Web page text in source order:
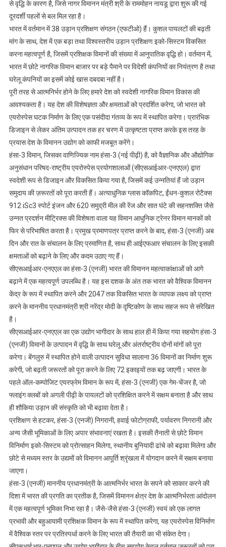
से वृद्धि के कारण है, जिसे नागर विमानन मंत्री श्री के राममोहन नायडू द्वारा शुरू की गई
दूरदर्शी पहलों से बल मिल रहा है।
भारत में वर्तमान में 38 उड़ान प्रशिक्षण संगठन (एफटीओ) हैं। कुशल पायलटों की बढ़ती
मांग के साथ, देश में एक बड़ा तथा विश्वस्तरीय उड़ान प्रशिक्षण इको-सिस्टम विकसित
करना महत्वपूर्ण है, जिसमें प्रशिक्षक विमानों की संख्या में आनुपातिक वृद्धि हो। वर्तमान में,
भारत में छोटे नागरिक विमान बाजार पर बड़े पैमाने पर विदेशी कंपनियों का नियंत्रण है तथा
घरेलू कंपनियों का इसमें कोई खास दबदबा नहीं है।
पूरी तरह से आत्मनिर्भर होने के लिए हमारे देश को स्वदेशी नागरिक विमान विकास की
आवश्यकता है। यह देश की विशेषज्ञता और क्षमताओं को प्रदर्शित करेगा, जो भारत को
एयरोस्पेस घटक निर्माण के लिए एक पसंदीदा गंतव्य के रूप में स्थापित करेगा। प्रारंभिक
डिजाइन से लेकर अंतिम उत्पादन तक हर चरण में उत्कृष्टता प्राप्त करके इस तरह के
प्रयास देश के विमानन उद्योग को काफी मजबूत करेंगे।
हंसा-3 विमान, जिसका वाणिज्यिक नाम हंसा-3 (नई पीढ़ी) है, को वैज्ञानिक और औद्योगिक
अनुसंधान परिषद-राष्ट्रीय एयरोस्पेस प्रयोगशालाओं (सीएसआईआर-एनएएल) द्वारा
स्वदेशी रूप से डिजाइन और विकसित किया गया है, जिसमें कई उन्नतियां हैं जो उड़ान
समुदाय की ज़रूरतों को पूरा करती हैं। अत्याधुनिक ग्लास कॉकपिट, ईंधन-कुशल रोटैक्स
912 iSc3 स्पोर्ट इंजन और 620 समुद्री मील की रेंज और सात घंटे की सहनशक्ति जैसे
उन्नत प्रदर्शन मीट्रिक्स की विशेषता वाला यह विमान आधुनिक ट्रेनर विमान मानकों को
फिर से परिभाषित करता है। प्रमुख प्रमाणपत्र प्राप्त करने के बाद, हंसा-3 (एनजी) अब
दिन और रात के संचालन के लिए प्रमाणित है, साथ ही आईएफआर संचालन के लिए इसकी
क्षमताओं को बढ़ाने के लिए और कदम उठाए गए हैं।
सीएसआईआर-एनएएल का हंसा-3 (एनजी) भारत की विमानन महत्वाकांक्षाओं को आगे
बढ़ाने में एक महत्वपूर्ण उपलब्धि है। यह इस दशक के अंत तक भारत को वैश्विक विमानन
केंद्र के रूप में स्थापित करने और 2047 तक विकसित भारत के व्यापक लक्ष्य को प्राप्त
करने के माननीय प्रधानमंत्री श्री नरेंद्र मोदी के दृष्टिकोण के साथ सहज रूप से संरेखित
है।
सीएसआईआर-एनएएल का एक उद्योग भागीदार के साथ हाल ही में किया गया सहयोग हंसा-3
(एनजी) विमानों के उत्पादन में वृद्धि के साथ घरेलू और अंतर्राष्ट्रीय दोनों मांगों को पूरा
करेगा। बेंगलुरु में स्थापित होने वाली उत्पादन सुविधा सालाना 36 विमानों का निर्माण शुरू
करेगी, जो बढ़ती जरूरतों को पूरा करने के लिए 72 इकाइयों तक बढ़ जाएगी। भारत के
पहले ऑल-कम्पोजिट एयरफ्रेम विमान के रूप में, हंसा-3 (एनजी) एक गेम-चेंजर है, जो
फ्लाइंग क्लबों को अगली पीढ़ी के पायलटों को प्रशिक्षित करने में सक्षम बनाता है और साथ
ही शौकिया उड़ान की संस्कृति को भी बढ़ावा देता है।
प्रशिक्षण से हटकर, हंसा-3 (एनजी) निगरानी, ​​हवाई फोटोग्राफी, पर्यावरण निगरानी और
अन्य जैसी भूमिकाओं के लिए अपार संभावनाएं रखता है। इसकी तैनाती से छोटे विमान
विनिर्माण इको-सिस्टम को प्रोत्साहन मिलेगा, स्थानीय बुनियादी ढांचे को बढ़ावा मिलेगा और
छोटे से मध्यम स्तर के उद्यमों को विमानन आपूर्ति श्रृंखला में योगदान करने में सक्षम बनाया
जाएगा।
हंसा-3 (एनजी) माननीय प्रधानमंत्री के आत्मनिर्भर भारत के सपने को साकार करने की
दिशा में भारत की प्रगति का प्रतीक है, जिसमें विमानन क्षेत्र देश के आत्मनिर्भरता आंदोलन
में एक महत्वपूर्ण भूमिका निभा रहा है। जैसे-जैसे हंसा-3 (एनजी) स्वयं को एक लागत
प्रभावी और बहुआयामी प्रशिक्षक विमान के रूप में स्थापित करेगा, यह एयरोस्पेस विनिर्माण
में वैश्विक स्तर पर प्रतिस्पर्धा करने के लिए भारत की तैयारी का भी संकेत देगा।